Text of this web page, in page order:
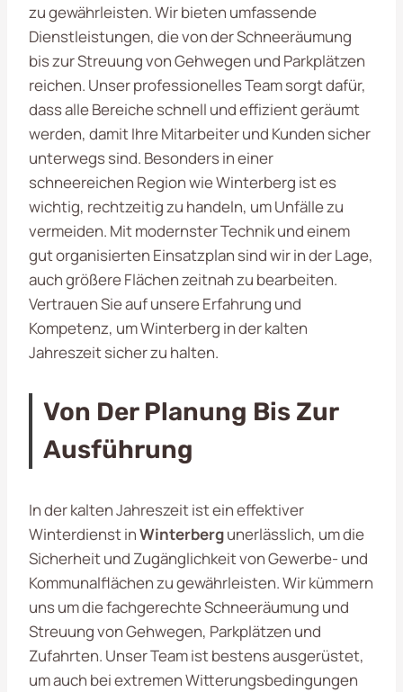
zu gewährleisten. Wir bieten umfassende
Dienstleistungen, die von der Schneeräumung
bis zur Streuung von Gehwegen und Parkplätzen
reichen. Unser professionelles Team sorgt dafür,
dass alle Bereiche schnell und effizient geräumt
werden, damit Ihre Mitarbeiter und Kunden sicher
unterwegs sind. Besonders in einer
schneereichen Region wie Winterberg ist es
wichtig, rechtzeitig zu handeln, um Unfälle zu
vermeiden. Mit modernster Technik und einem
gut organisierten Einsatzplan sind wir in der Lage,
auch größere Flächen zeitnah zu bearbeiten.
Vertrauen Sie auf unsere Erfahrung und
Kompetenz, um Winterberg in der kalten
Jahreszeit sicher zu halten.
Von Der Planung Bis Zur
Ausführung
In der kalten Jahreszeit ist ein effektiver
Winterdienst inWinterbergunerlässlich, um die
Sicherheit und Zugänglichkeit von Gewerbe- und
Kommunalflächen zu gewährleisten. Wir kümmern
uns um die fachgerechte Schneeräumung und
Streuung von Gehwegen, Parkplätzen und
Zufahrten. Unser Team ist bestens ausgerüstet,
um auch bei extremen Witterungsbedingungen